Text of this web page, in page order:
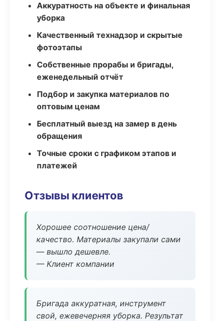
Аккуратность на объекте и финальная
уборка
Качественный технадзор и скрытые
фотоэтапы
Собственные прорабы и бригады,
еженедельный отчёт
Подбор и закупка материалов по
оптовым ценам
Бесплатный выезд на замер в день
обращения
Точные сроки с графиком этапов и
платежей
Отзывы клиентов
Хорошее соотношение цена/
качество. Материалы закупали сами
— вышло дешевле.
— Клиент компании
Бригада аккуратная, инструмент
свой, ежевечерняя уборка. Результат